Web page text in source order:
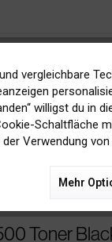
10839
Bis zu14.000 Seiten
Toner
vergleichbare
willigst du in
Schaltfläche
Verwendung
Mehr